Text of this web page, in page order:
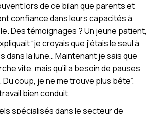
lors de ce bilan que parents et
confiance dans leurs capacités à
Des témoignages ? Un jeune patient,
“je croyais que j’étais le seul à
dans la lune… Maintenant je sais que
vite, mais qu’il a besoin de pauses
coup, je ne me trouve plus bête”.
bien conduit.
spécialisés dans le secteur de